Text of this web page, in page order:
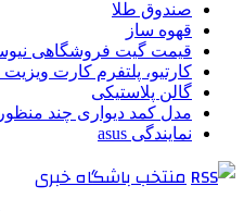
صندوق طلا
قهوه ساز
قیمت گیت فروشگاهی
کارتیو، پلتفرم کارت ویزیت
گالن پلاستیکی
مدل کمد دیواری چند
نمایندگی asus
منتخب باشگاه خبری